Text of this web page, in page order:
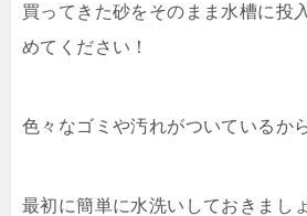
買ってきた砂をそのまま水槽に投
めてください！
色々なゴミや汚れがついているか
最初に簡単に水洗いしておきまし